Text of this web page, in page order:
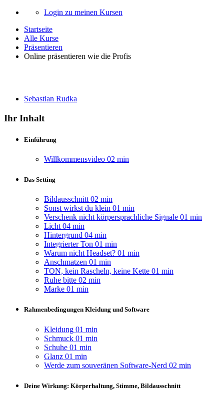
Login zu meinen Kursen
Startseite
Alle Kurse
Präsentieren
Online präsentieren wie die Profis
Sebastian Rudka
Ihr Inhalt
Einführung
Willkommensvideo 02 min
Das Setting
Bildausschnitt 02 min
Sonst wirkst du klein 01 min
Verschenk nicht körpersprachliche Signale 01 min
Licht 04 min
Hintergrund 04 min
Integrierter Ton 01 min
Warum nicht Headset? 01 min
Anschmatzen 01 min
TON, kein Rascheln, keine Kette 01 min
Ruhe bitte 02 min
Marke 01 min
Rahmenbedingungen Kleidung und Software
Kleidung 01 min
Schmuck 01 min
Schuhe 01 min
Glanz 01 min
Werde zum souveränen Software-Nerd 02 min
Deine Wirkung: Körperhaltung, Stimme, Bildausschnitt